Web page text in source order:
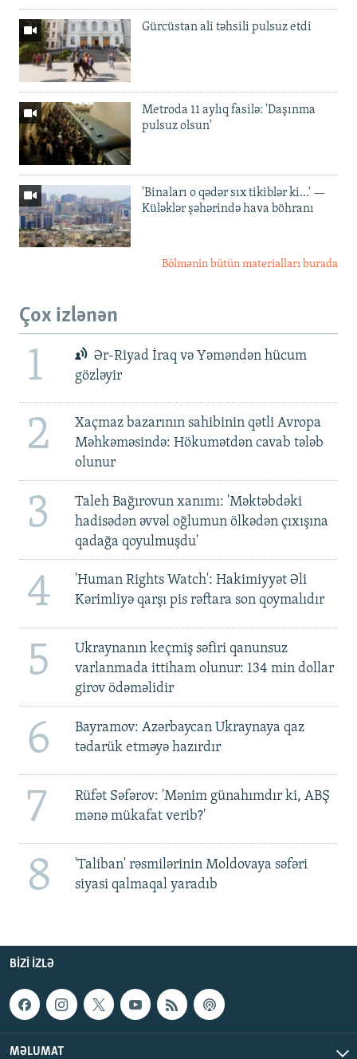
Gürcüstan ali təhsili pulsuz etdi
Metroda 11 aylıq fasilə: 'Daşınma
pulsuz olsun'
'Binaları o qədər sıx tikiblər ki...' —
Küləklər şəhərində hava böhranı
Bölmənin bütün materialları burada
Çox izlənən
1
Ər-Riyad İraq və Yəməndən hücum
gözləyir
2
Xaçmaz bazarının sahibinin qətli Avropa
Məhkəməsində: Hökumətdən cavab tələb
olunur
3
Taleh Bağırovun xanımı: 'Məktəbdəki
hadisədən əvvəl oğlumun ölkədən çıxışına
qadağa qoyulmuşdu'
4
'Human Rights Watch': Hakimiyyət Əli
Kərimliyə qarşı pis rəftara son qoymalıdır
5
Ukraynanın keçmiş səfiri qanunsuz
varlanmada ittiham olunur: 134 min dollar
girov ödəməlidir
6
Bayramov: Azərbaycan Ukraynaya qaz
tədarük etməyə hazırdır
7
Rüfət Səfərov: 'Mənim günahımdır ki, ABŞ
mənə mükafat verib?'
8
'Taliban' rəsmilərinin Moldovaya səfəri
siyasi qalmaqal yaradıb
BIZI IZLƏ
MƏLUMAT